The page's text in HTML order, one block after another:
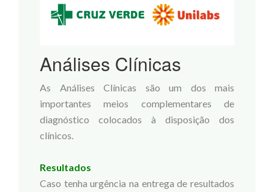
Análises Clínicas
As Análises Clínicas são um dos mais
importantes meios complementares de
diagnóstico colocados à disposição dos
clínicos.
Resultados
Caso tenha urgência na entrega de resultados